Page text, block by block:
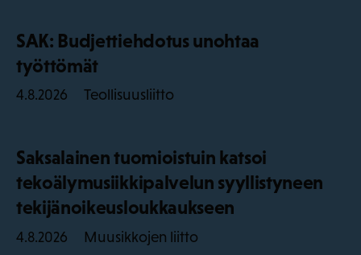
SAK: Budjettiehdotus unohtaa
työttömät
4.8.2026 Teollisuusliitto
Saksalainen tuomioistuin katsoi
tekoälymusiikkipalvelun syyllistyneen
tekijänoikeusloukkaukseen
4.8.2026 Muusikkojen liitto